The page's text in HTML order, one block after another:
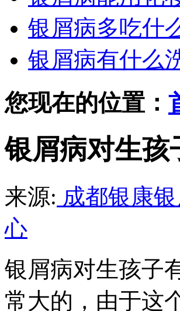
银屑病多吃什
银屑病有什么
您现在的位置：
银屑病对生孩
来源: 成都银康
心
银屑病对生孩子
常大的，由于这